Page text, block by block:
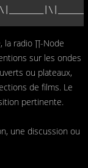
la radio ∏-Node
sur les ondes
ou plateaux,
de films. Le
pertinente.
une discussion ou